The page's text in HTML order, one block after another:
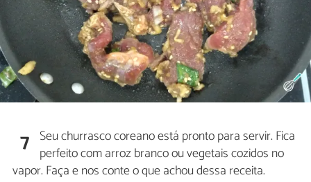
7 Seu churrasco coreano está pronto para servir. Fica
perfeito com arroz branco ou vegetais cozidos no
vapor. Faça e nos conte o que achou dessa receita.